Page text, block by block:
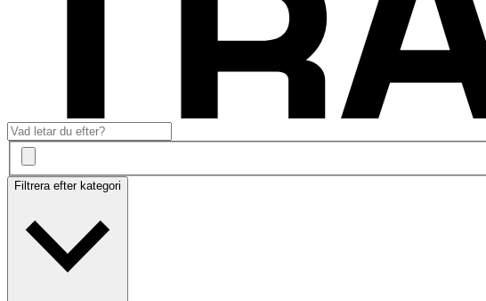
Filtrera efter kategori